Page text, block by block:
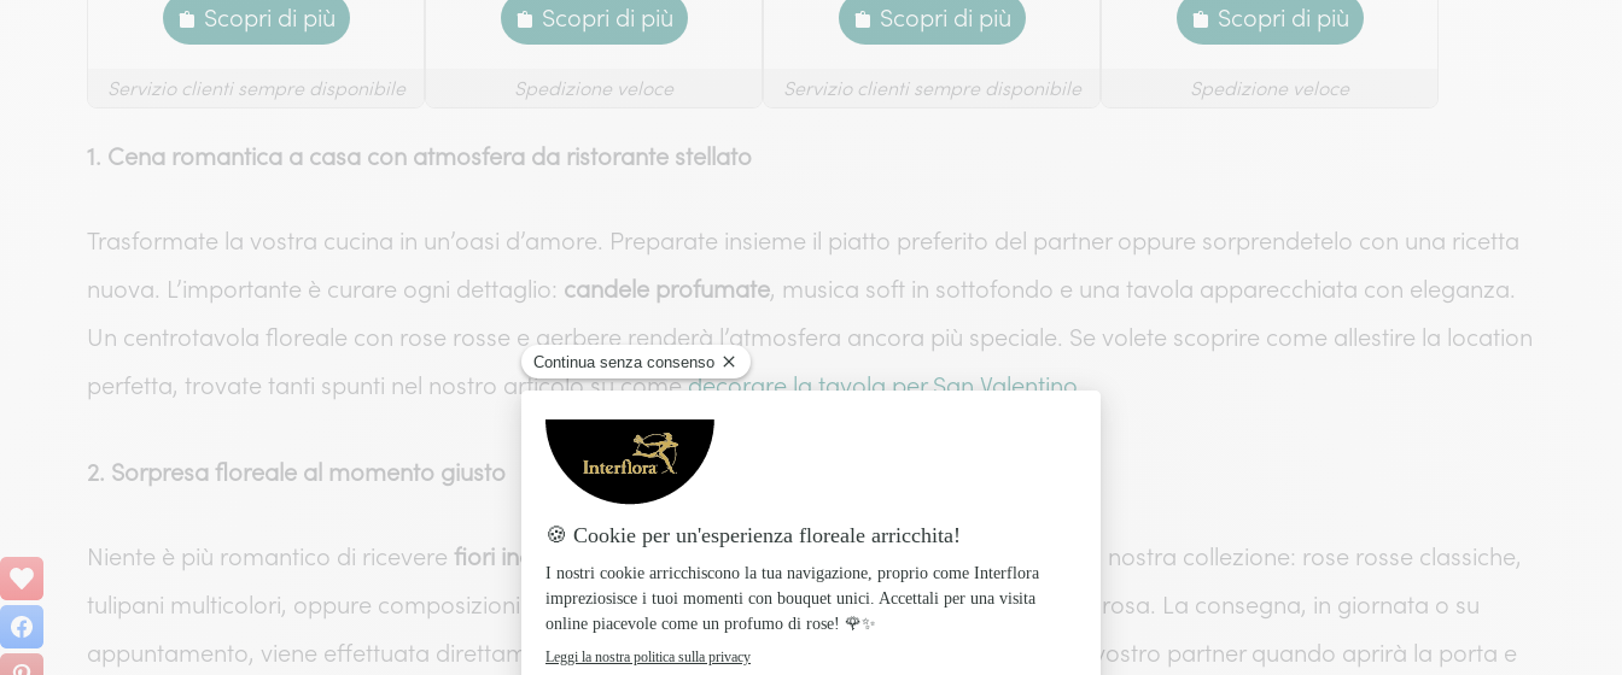
Scopri di più
Servizio clienti sempre disponibile
Scopri di più
Spedizione veloce
Scopri di più
Servizio clienti sempre disponibile
Scopri di più
Spedizione veloce
1. Cena romantica a casa con atmosfera da ristorante stellato
Trasformate la vostra cucina in un’oasi d’amore. Preparate insieme il piatto preferito del partner oppure sorprendetelo con una ricetta
nuova. L’importante è curare ogni dettaglio: candele profumate, musica soft in sottofondo e una tavola apparecchiata con eleganza.
Un centrotavola floreale con rose rosse e gerbere renderà l’atmosfera ancora più speciale. Se volete scoprire come allestire la location
perfetta, trovate tanti spunti nel nostro articolo su comedecorare la tavola per San Valentino
2. Sorpresa floreale al momento giusto
Niente è più romantico di ricevere fiori inaspettati . Scegliete un
dalla nostra collezione: rose rosse classiche,
tulipani multicolori, oppure composizioni miste con garofani e lisianthus nei toni del rosso e del rosa. La consegna, in giornata o su
appuntamento, viene effettuata direttamente dai nostri fioristi locali. Immaginate il sorriso del vostro partner quando aprirà la porta e